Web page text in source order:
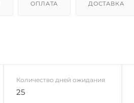
ОПЛАТА ДОСТАВКА
Количество дней ожидания
25